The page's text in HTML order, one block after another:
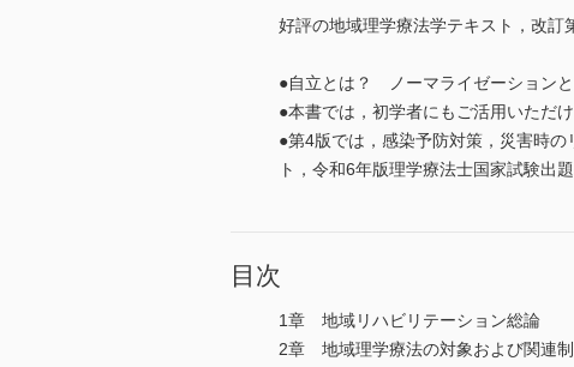
好評の地域理学療法学テキスト，改訂
●自立とは？ ノーマライゼーション
●本書では，初学者にもご活用いただ
●第4版では，感染予防対策，災害時
ト，令和6年版理学療法士国家試験出
目次
1章 地域リハビリテーション総論
2章 地域理学療法の対象および関連